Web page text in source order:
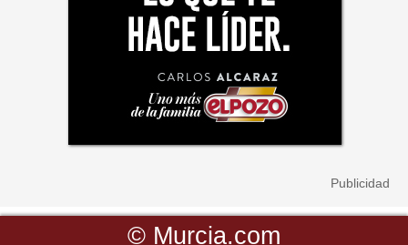
© Murcia.com